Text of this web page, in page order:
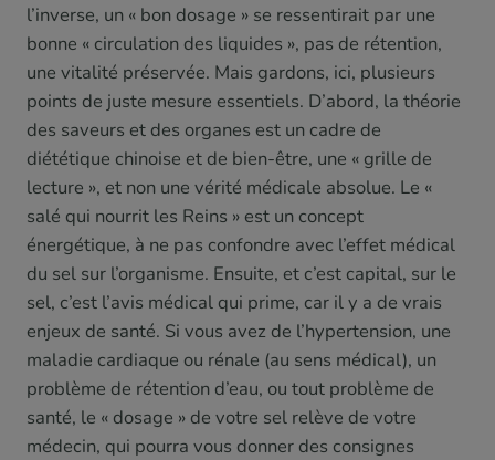
l’inverse, un « bon dosage » se ressentirait par une
bonne « circulation des liquides », pas de rétention,
une vitalité préservée. Mais gardons, ici, plusieurs
points de juste mesure essentiels. D’abord, la théorie
des saveurs et des organes est un cadre de
diététique chinoise et de bien-être, une « grille de
lecture », et non une vérité médicale absolue. Le «
salé qui nourrit les Reins » est un concept
énergétique, à ne pas confondre avec l’effet médical
du sel sur l’organisme. Ensuite, et c’est capital, sur le
sel, c’est l’avis médical qui prime, car il y a de vrais
enjeux de santé. Si vous avez de l’hypertension, une
maladie cardiaque ou rénale (au sens médical), un
problème de rétention d’eau, ou tout problème de
santé, le « dosage » de votre sel relève de votre
médecin, qui pourra vous donner des consignes